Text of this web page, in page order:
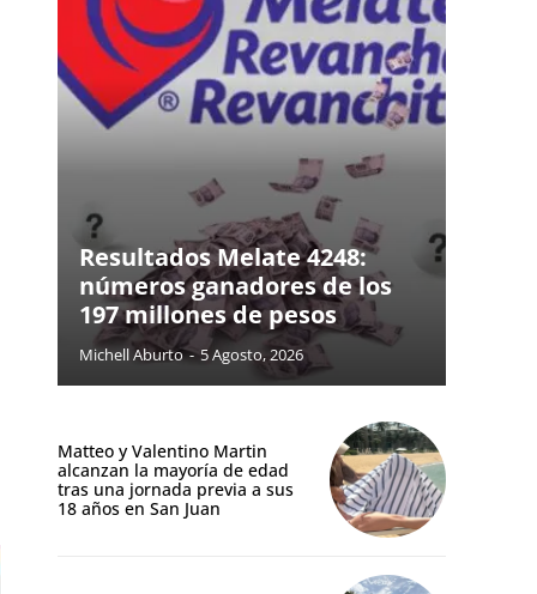
Resultados Melate 4248:
números ganadores de los
197 millones de pesos
Michell Aburto - 5 Agosto, 2026
Matteo y Valentino Martin
alcanzan la mayoría de edad
tras una jornada previa a sus
18 años en San Juan